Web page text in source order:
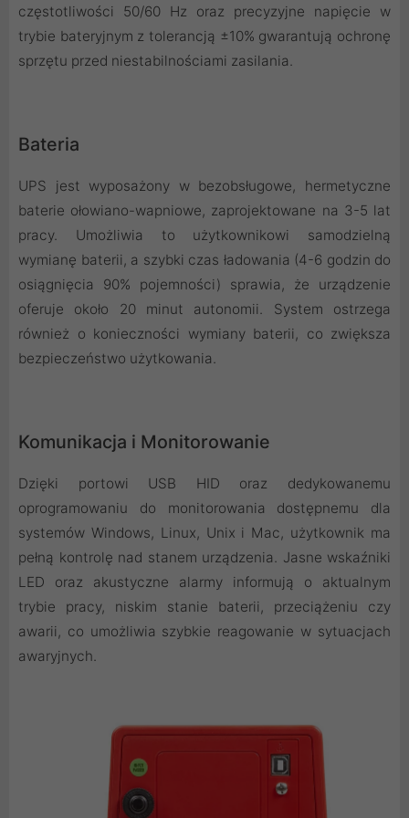
częstotliwości 50/60 Hz oraz precyzyjne napięcie w
trybie bateryjnym z tolerancją ±10% gwarantują ochronę
sprzętu przed niestabilnościami zasilania.
Bateria
UPS jest wyposażony w bezobsługowe, hermetyczne
baterie ołowiano-wapniowe, zaprojektowane na 3-5 lat
pracy. Umożliwia to użytkownikowi samodzielną
wymianę baterii, a szybki czas ładowania (4-6 godzin do
osiągnięcia 90% pojemności) sprawia, że urządzenie
oferuje około 20 minut autonomii. System ostrzega
również o konieczności wymiany baterii, co zwiększa
bezpieczeństwo użytkowania.
Komunikacja i Monitorowanie
Dzięki portowi USB HID oraz dedykowanemu
oprogramowaniu do monitorowania dostępnemu dla
systemów Windows, Linux, Unix i Mac, użytkownik ma
pełną kontrolę nad stanem urządzenia. Jasne wskaźniki
LED oraz akustyczne alarmy informują o aktualnym
trybie pracy, niskim stanie baterii, przeciążeniu czy
awarii, co umożliwia szybkie reagowanie w sytuacjach
awaryjnych.